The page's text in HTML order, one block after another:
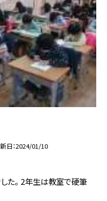
日 2024/01/10
た。 2年生は教室で硬筆